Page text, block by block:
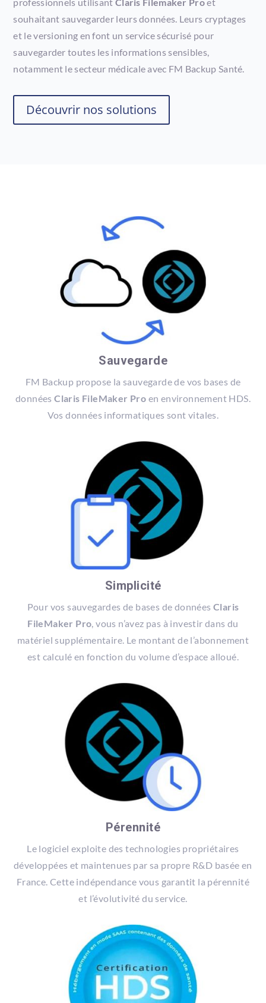
souhaitant sauvegarder leurs données. Leurs cryptages
et le versioning en font un service sécurisé pour
sauvegarder toutes les informations sensibles,
notamment le secteur médicale avec FM Backup Santé.
Découvrir nos solutions
Sauvegarde
FM Backup propose la sauvegarde de vos bases de
donnéesClaris FileMaker Pro en environnement HDS.
Vos données informatiques sont vitales.
Simplicité
Pour vos sauvegardes de bases de données Claris
FileMaker Pro , vous n’avez pas à investir dans du
matériel supplémentaire. Le montant de l’abonnement
est calculé en fonction du volume d’espace alloué.
Pérennité
Le logiciel exploite des technologies propriétaires
développées et maintenues par sa propre R&D basée en
France. Cette indépendance vous garantit la pérennité
et l’évolutivité du service.